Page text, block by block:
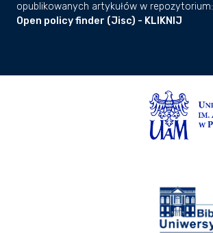
opublikowanych artykułów w repozytorium:
Open policy finder (Jisc) - KLIKNIJ